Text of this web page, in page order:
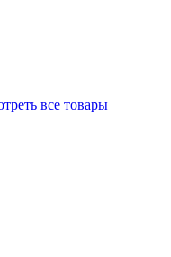
все товары